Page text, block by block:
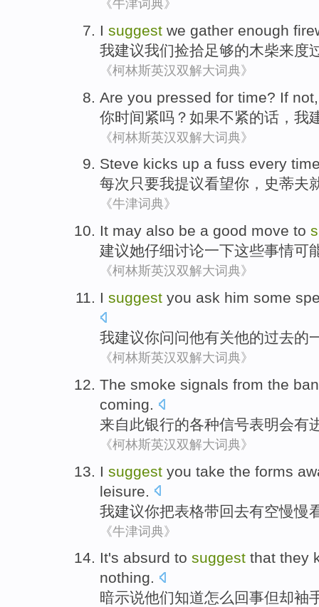
《牛津词典》
I suggest we gather enough
我建议我们捡拾足够的木柴来度
《柯林斯英汉双解大词典》
Are you pressed for time? If not
你时间紧吗？ 如果不紧的话， 我
《柯林斯英汉双解大词典》
Steve kicks up a fuss every
每次 只要我提议看望你 ， 史蒂夫
《牛津词典》
It may also be a good move to
建议她仔细讨论一下这些事情可
《柯林斯英汉双解大词典》
I suggest you ask him some
我建议你问问他有关他的过去的
《柯林斯英汉双解大词典》
The smoke signals from the
coming.
来自此银行的各种信号表明会有
《柯林斯英汉双解大词典》
I suggest you take the forms
leisure
我建议你把表格带回去有空慢慢
《牛津词典》
It's absurd to suggest that they
nothing.
暗示说他们知道怎么 回事但却袖